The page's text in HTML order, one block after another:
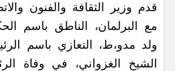
قدم وزير الثقافة والفنون
مع البرلمان، الناطق باسم
ولد مدو،ط، التعازي باسم
الشيخ الغزواني، في وفاة